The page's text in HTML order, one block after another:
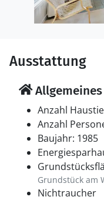
Ausstattung
Allgemeines
Anzahl
Anzahl
Baujahr: 1985
Grundstück am
Nichtraucher